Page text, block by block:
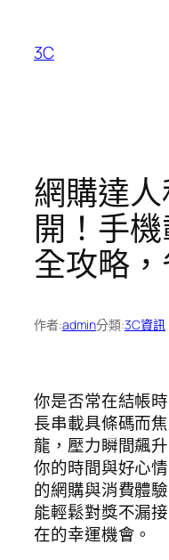
3C
網購達
開！手
全攻略
作者:admin分類:3C資訊
你是否常在結帳
長串載具條碼而
龍，壓力瞬間飆
你的時間與好心
的網購與消費體
能輕鬆對獎不漏
在的幸運機會。